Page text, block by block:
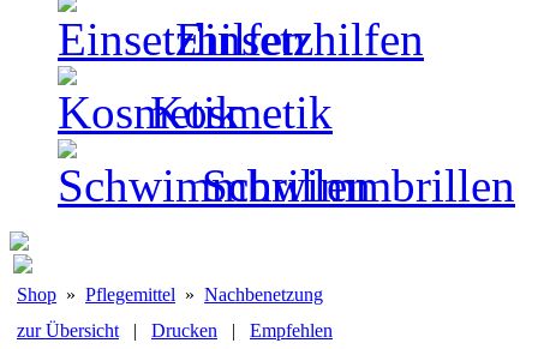
Einsetzhilfen
Kosmetik
Schwimmbrillen
Shop » Pflegemittel » Nachbenetzung
zur Übersicht | Drucken | Empfehlen